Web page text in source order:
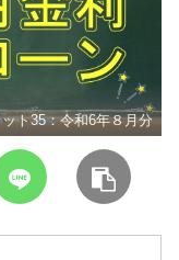
ト35：令和6年８月分